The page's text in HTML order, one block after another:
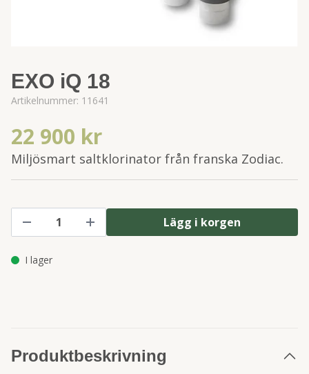
EXO iQ 18
Artikelnummer: 11641
22 900 kr
Miljösmart saltklorinator från franska Zodiac.
Lägg i korgen
I lager
Produktbeskrivning